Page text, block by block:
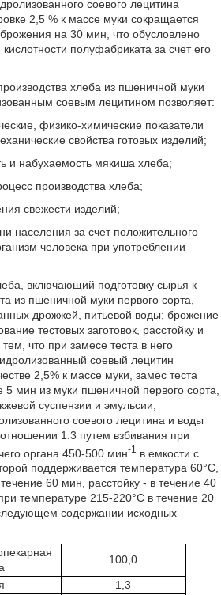
соевого лецитина
2,5 % к массе муки сокращается
на 30 мин, что обусловлено
полуфабриката за счет его
хлеба из пшеничной муки
соевым лецитином позволяет:
физико-химические показатели
свойства готовых изделий;
и набухаемость мякиша хлеба;
производства хлеба;
свежести изделий;
населения за счет положительного
человека при употреблении
включающий подготовку сырья к
из пшеничной муки первого сорта,
дрожжей, питьевой воды; брожение
тестовых заготовок, расстойку и
что при замесе теста в него
соевый лецитин
2,5% к массе муки, замес теста
5 мин из муки пшеничной первого сорта,
суспензии и эмульсии,
соевого лецитина и воды
1:3 путем взбивания при
органа 450-500 мин-1
в емкости с
поддерживается температура 60°С,
60 мин, расстойку - в течение 40
температуре 215-220°С в течение 20
содержании исходных
100,0
1,3